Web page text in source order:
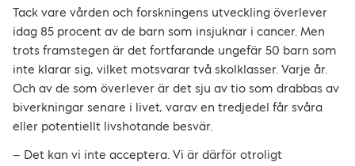
Tack vare vården och forskningens utveckling överlever
idag 85 procent av de barn som insjuknar i cancer. Men
trots framstegen är det fortfarande ungefär 50 barn som
inte klarar sig, vilket motsvarar två skolklasser. Varje år.
Och av de som överlever är det sju av tio som drabbas av
biverkningar senare i livet, varav en tredjedel får svåra
eller potentiellt livshotande besvär.
– Det kan vi inte acceptera. Vi är därför otroligt